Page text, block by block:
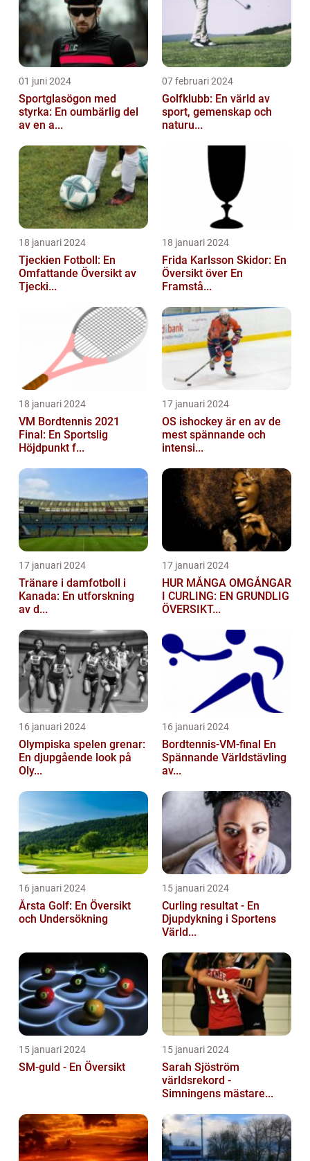
01 juni 2024
Sportglasögon med
styrka: En oumbärlig del
av en a...
07 februari 2024
Golfklubb: En värld av
sport, gemenskap och
naturu...
18 januari 2024
Tjeckien Fotboll: En
Omfattande Översikt av
Tjecki...
18 januari 2024
Frida Karlsson Skidor: En
Översikt över En
Framstå...
18 januari 2024
VM Bordtennis 2021
Final: En Sportslig
Höjdpunkt f...
17 januari 2024
OS ishockey är en av de
mest spännande och
intensi...
17 januari 2024
Tränare i damfotboll i
Kanada: En utforskning
av d...
17 januari 2024
HUR MÅNGA OMGÅNGAR
I CURLING: EN GRUNDLIG
ÖVERSIKT...
16 januari 2024
Olympiska spelen grenar:
En djupgående look på
Oly...
16 januari 2024
Bordtennis-VM-final En
Spännande Världstävling
av...
16 januari 2024
Årsta Golf: En Översikt
och Undersökning
15 januari 2024
Curling resultat - En
Djupdykning i Sportens
Värld...
15 januari 2024
SM-guld - En Översikt
15 januari 2024
Sarah Sjöström
världsrekord -
Simningens mästare...